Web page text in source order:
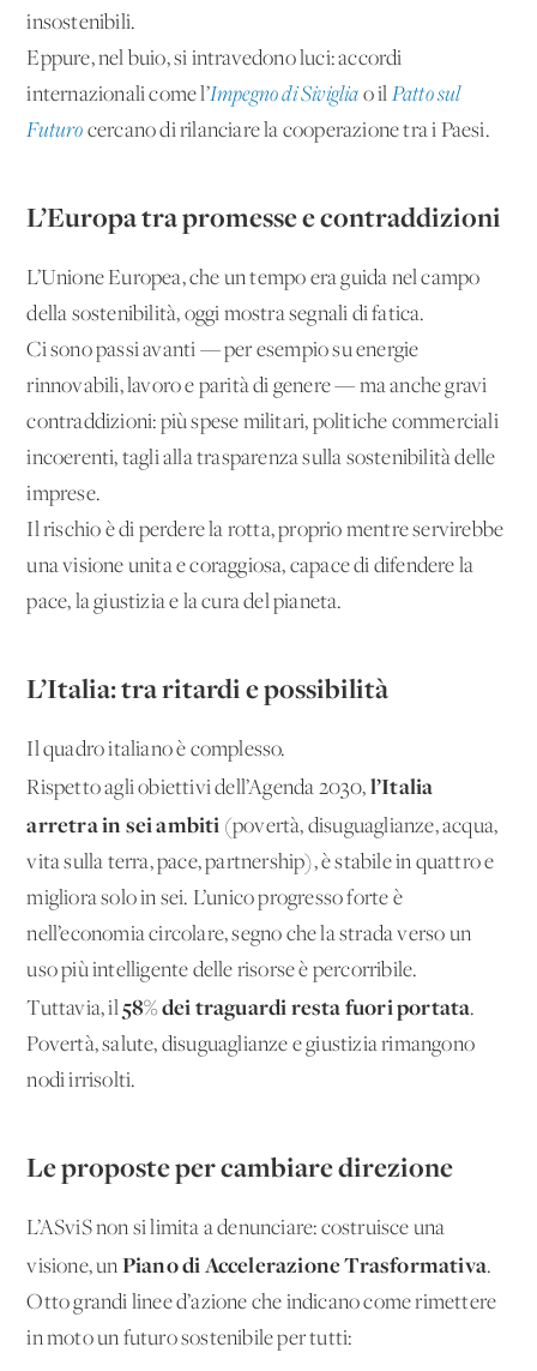
insostenibili.
Eppure, nel buio, si intravedono luci: accordi
internazionali come l’Impegno di Siviglia o il Patto sul
Futuro cercano di rilanciare la cooperazione tra i Paesi.
L’Europa tra promesse e contraddizioni
L’Unione Europea, che un tempo era guida nel campo
della sostenibilità, oggi mostra segnali di fatica.
Ci sono passi avanti — per esempio su energie
rinnovabili, lavoro e parità di genere — ma anche gravi
contraddizioni: più spese militari, politiche commerciali
incoerenti, tagli alla trasparenza sulla sostenibilità delle
imprese.
Il rischio è di perdere la rotta, proprio mentre servirebbe
una visione unita e coraggiosa, capace di difendere la
pace, la giustizia e la cura del pianeta.
L’Italia: tra ritardi e possibilità
Il quadro italiano è complesso.
Rispetto agli obiettivi dell’Agenda 2030, l’Italia
arretra in sei ambiti (povertà, disuguaglianze, acqua,
vita sulla terra, pace, partnership), è stabile in quattro e
migliora solo in sei. L’unico progresso forte è
nell’economia circolare, segno che la strada verso un
uso più intelligente delle risorse è percorribile.
Tuttavia, il58% dei traguardi resta fuori portata.
Povertà, salute, disuguaglianze e giustizia rimangono
nodi irrisolti.
Le proposte per cambiare direzione
L’ASviS non si limita a denunciare: costruisce una
visione, un Piano di Accelerazione Trasformativa.
Otto grandi linee d’azione che indicano come rimettere
in moto un futuro sostenibile per tutti: